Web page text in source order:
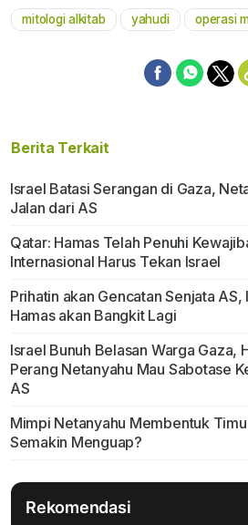
mitologi alkitab yahudi operasi
Berita Terkait
Israel Batasi Serangan di Gaza,
Jalan dari AS
Qatar: Hamas Telah Penuhi
Internasional Harus Tekan Israel
Prihatin akan Gencatan Senjata AS,
Hamas akan Bangkit Lagi
Israel Bunuh Belasan Warga Gaza,
Perang Netanyahu Mau Sabotase
AS
Mimpi Netanyahu Membentuk
Semakin Menguap?
Rekomendasi